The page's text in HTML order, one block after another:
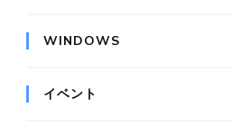
WINDOWS
イベント